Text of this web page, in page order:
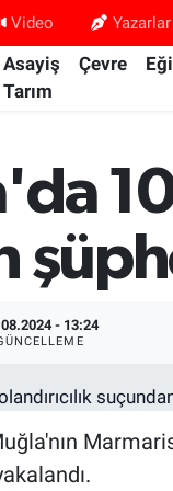
Video Yazarlar
Asayiş Çevre
Tarım
10
- 13:24